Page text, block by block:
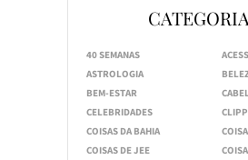
40 SEMANAS
ASTROLOGIA
BEM-ESTAR
CELEBRIDADES
COISAS DA BAHIA
COISAS DE JEE